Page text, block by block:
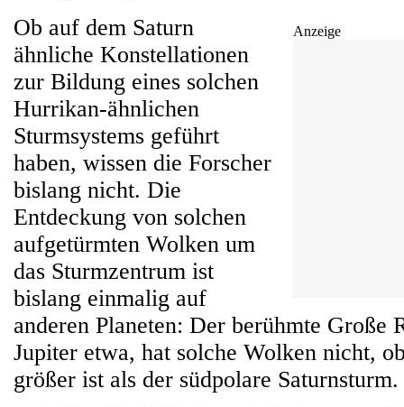
Anzeige
Ob auf dem Saturn
ähnliche Konstellationen
zur Bildung eines solchen
Hurrikan-ähnlichen
Sturmsystems geführt
haben, wissen die Forscher
bislang nicht. Die
Entdeckung von solchen
aufgetürmten Wolken um
das Sturmzentrum ist
bislang einmalig auf
anderen Planeten: Der berühmte Große
Jupiter etwa, hat solche Wolken nicht,
größer ist als der südpolare Saturnsturm.